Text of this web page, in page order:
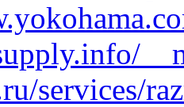
services/